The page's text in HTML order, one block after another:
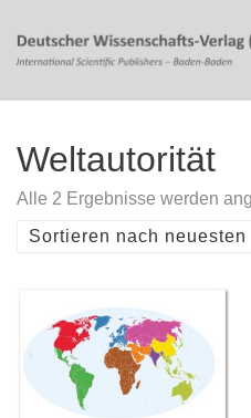
Weltautorität
Alle 2 Ergebnisse werden
Sortieren nach neuesten